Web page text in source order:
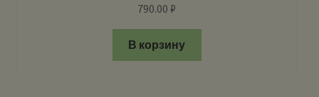
790.00₽
В корзину